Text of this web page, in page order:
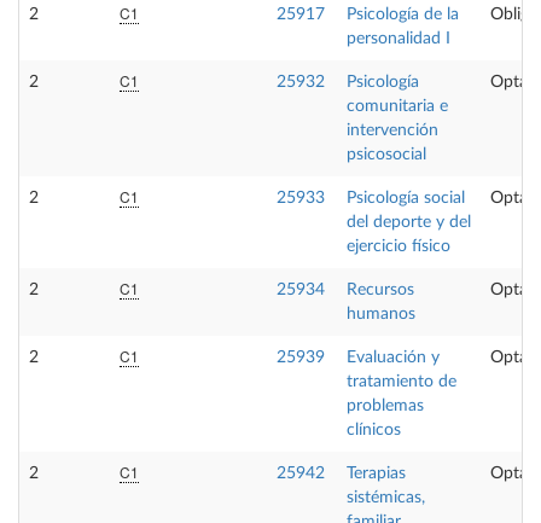
2 C1 25917
Psicología de la
personalidad I
2 C1 25932
Psicología
comunitaria e
intervención
psicosocial
2 C1 25933
Psicología social
del deporte y del
ejercicio físico
2 C1 25934
Recursos
humanos
2 C1 25939
Evaluación y
tratamiento de
problemas
clínicos
2 C1 25942
Terapias
sistémicas,